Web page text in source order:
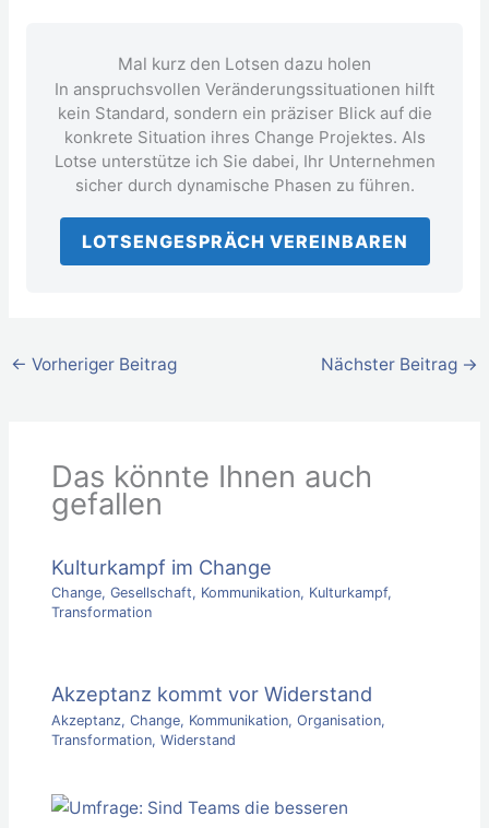
Mal kurz den Lotsen dazu holen
In anspruchsvollen Veränderungssituationen hilft
kein Standard, sondern ein präziser Blick auf die
konkrete Situation ihres Change Projektes. Als
Lotse unterstütze ich Sie dabei, Ihr Unternehmen
sicher durch dynamische Phasen zu führen.
LOTSENGESPRÄCH VEREINBAREN
← Vorheriger Beitrag Nächster Beitrag →
Das könnte Ihnen auch
gefallen
Kulturkampf im Change
Change,Gesellschaft, Kommunikation, Kulturkampf,
Transformation
Akzeptanz kommt vor Widerstand
Akzeptanz,Change, Kommunikation,Organisation,
Transformation,Widerstand